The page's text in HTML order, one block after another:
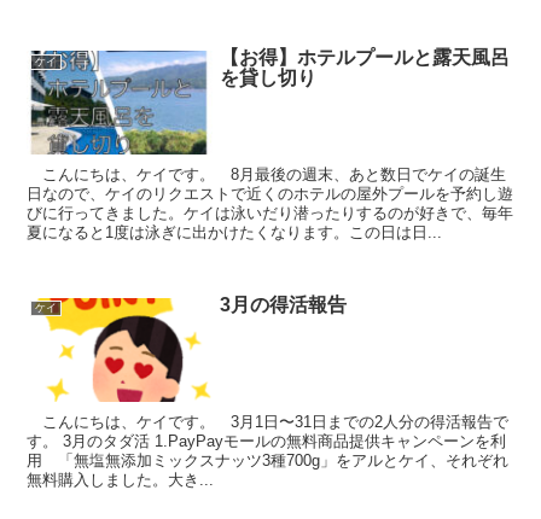
ケイ
【お得】ホテルプールと露天風呂
を貸し切り
こんにちは、ケイです。 8月最後の週末、あと数日でケイの誕生
日なので、ケイのリクエストで近くのホテルの屋外プールを予約し遊
びに行ってきました。ケイは泳いだり潜ったりするのが好きで、毎年
夏になると1度は泳ぎに出かけたくなります。この日は日...
ケイ 3月の得活報告
こんにちは、ケイです。 3月1日〜31日までの2人分の得活報告で
す。 3月のタダ活 1.PayPayモールの無料商品提供キャンペーンを利
用 「無塩無添加ミックスナッツ3種700g」をアルとケイ、それぞれ
無料購入しました。大き...